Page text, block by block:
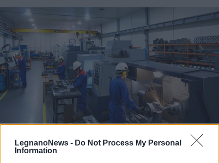
LegnanoNews - Do Not Process My Personal
Information